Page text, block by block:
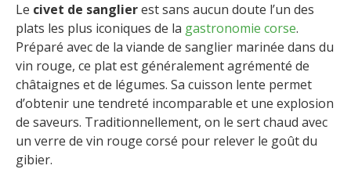
Le civet de sanglierest sans aucun doute l’un des
plats les plus iconiques de la gastronomie corse.
Préparé avec de la viande de sanglier marinée dans du
vin rouge, ce plat est généralement agrémenté de
châtaignes et de légumes. Sa cuisson lente permet
d’obtenir une tendreté incomparable et une explosion
de saveurs. Traditionnellement, on le sert chaud avec
un verre de vin rouge corsé pour relever le goût du
gibier.